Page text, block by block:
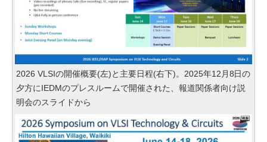
2026 VLSIの開催概要(左)と主要日程(右下)。2025年12月8日の
夕方にIEDMのプレスルームで開催された、報道関係者向け説
明会のスライドから